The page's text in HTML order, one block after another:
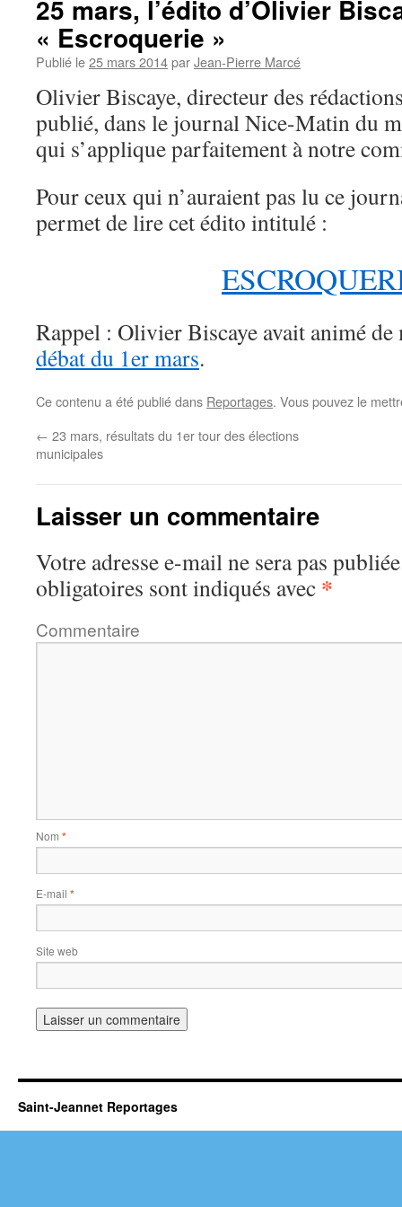
25 mars, l’édito d’Olivier
« Escroquerie »
Publié le25 mars 2014parJean-Pierre Marcé
Olivier Biscaye, directeur des
publié, dans le journal Nice-Matin du
qui s’applique parfaitement à notre
Pour ceux qui n’auraient pas lu ce
permet de lire cet édito intitulé :
Rappel : Olivier Biscaye avait animé
débat du 1er mars.
Ce contenu a été publié dans Reportages. Vous pouvez le
← 23 mars, résultats du 1er tour des élections
municipales
Laisser un commentaire
Votre adresse e-mail ne sera pas
obligatoires sont indiqués avec *
Commentaire
Nom *
E-mail *
Site web
Saint-Jeannet Reportages